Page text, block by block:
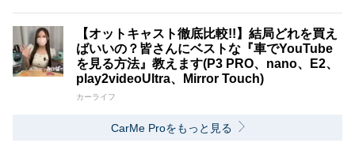
【オットキャスト徹底比較!!】結局どれを買え
ばいいの？皆さんにベストな『車でYouTube
を見る方法』教えます(P3 PRO、nano、E2、
play2videoUltra、Mirror Touch)
カーライフ
CarMe Proをもっと見る